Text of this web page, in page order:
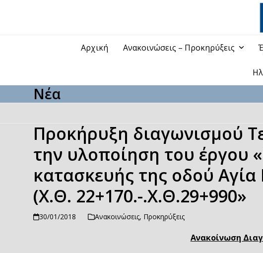
Αρχική
Ανακοινώσεις – Προκηρύξεις
Νέα
Προκήρυξη διαγωνισμού
την υλοποίηση του έργου
κατασκευής της οδού
(Χ.Θ. 22+170.-.Χ.Θ.29+990»
30/01/2018 Ανακοινώσεις, Προκηρύξεις
Ανακοίνωση